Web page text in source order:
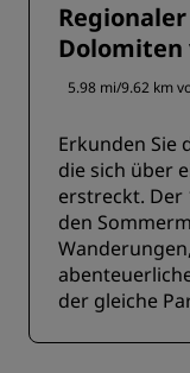
Dolomiten
5.98 mi/9.62 km
Erkunden Sie
die sich über
erstreckt. Der
den
der gleiche